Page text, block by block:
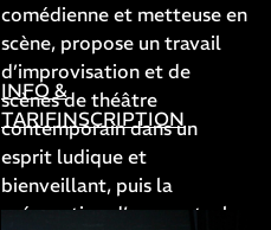
comédienne et metteuse en
scène, propose un travail
d’improvisation et de
scènes de théâtre
contemporain dans un
esprit ludique et
bienveillant, puis la
préparation d’un spectacle
INFO &
TARIFINSCRIPTION